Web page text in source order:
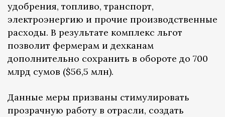
удобрения, топливо, транспорт,
электроэнергию и прочие производственные
расходы. В результате комплекс льгот
позволит фермерам и дехканам
дополнительно сохранить в обороте до 700
млрд сумов ($56,5 млн).
Данные меры призваны стимулировать
прозрачную работу в отрасли, создать